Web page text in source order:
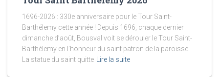
1696-2026 : 330e anniversaire pour le Tour Saint-
Barthélemy cette année ! Depuis 1696, chaque dernier
dimanche d’août, Bousval voit se dérouler le Tour Saint-
Barthélemy en l’honneur du saint patron de la paroisse.
La statue du saint quitte
Lire la suite